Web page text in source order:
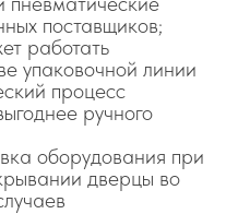
поставщиков;
работать
упаковочной линии
процесс
ручного
оборудования при
дверцы во